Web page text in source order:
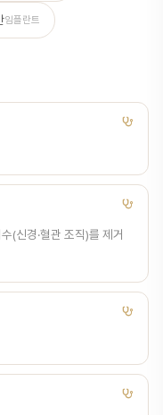
임플란트
(신경·혈관 조직)를 제거